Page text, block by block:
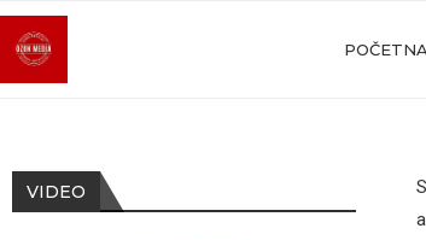
POČETNA
VIDEO